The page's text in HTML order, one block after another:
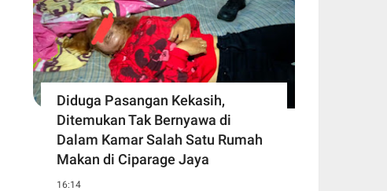
Diduga Pasangan Kekasih,
Ditemukan Tak Bernyawa di
Dalam Kamar Salah Satu Rumah
Makan di Ciparage Jaya
16:14